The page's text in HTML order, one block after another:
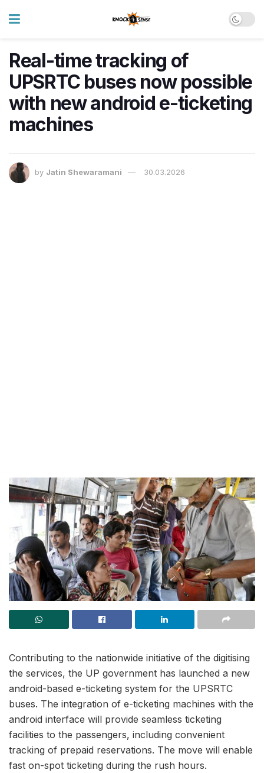
Real-time tracking of
UPSRTC buses now possible
with new android e-ticketing
machines
by Jatin Shewaramani 30.03.2026
Contributing to the nationwide initiative of the digitising
the services, the UP government has launched a new
android-based e-ticketing system for the UPSRTC
buses. The integration of e-ticketing machines with the
android interface will provide seamless ticketing
facilities to the passengers, including convenient
tracking of prepaid reservations. The move will enable
fast on-spot ticketing during the rush hours.